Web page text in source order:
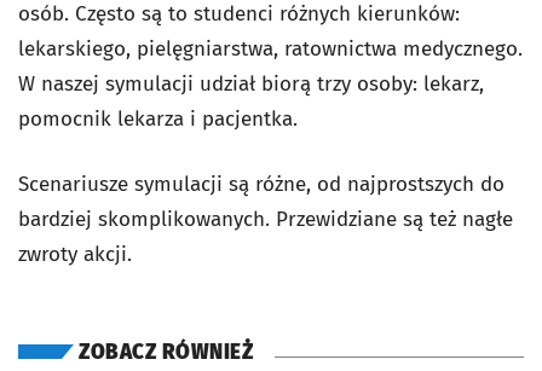
osób. Często są to studenci różnych kierunków:
lekarskiego, pielęgniarstwa, ratownictwa medycznego.
W naszej symulacji udział biorą trzy osoby: lekarz,
pomocnik lekarza i pacjentka.
Scenariusze symulacji są różne, od najprostszych do
bardziej skomplikowanych. Przewidziane są też nagłe
zwroty akcji.
ZOBACZ RÓWNIEŻ